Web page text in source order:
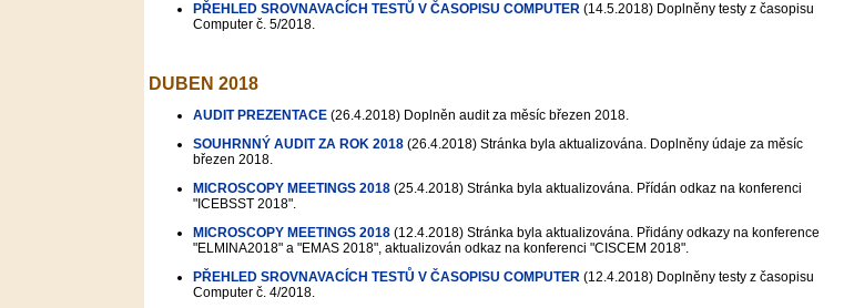
PŘEHLED SROVNAVACÍCH TESTŮ V ČASOPISU COMPUTER (14.5.2018) Doplněny testy z časopisu
Computer č. 5/2018.
DUBEN 2018
AUDIT PREZENTACE (26.4.2018) Doplněn audit za měsíc březen 2018.
SOUHRNNÝ AUDIT ZA ROK 2018 (26.4.2018) Stránka byla aktualizována. Doplněny údaje za měsíc
březen 2018.
MICROSCOPY MEETINGS 2018 (25.4.2018) Stránka byla aktualizována. Přídán odkaz na konferenci
"ICEBSST 2018".
MICROSCOPY MEETINGS 2018 (12.4.2018) Stránka byla aktualizována. Přidány odkazy na konference
"ELMINA2018" a "EMAS 2018", aktualizován odkaz na konferenci "CISCEM 2018".
PŘEHLED SROVNAVACÍCH TESTŮ V ČASOPISU COMPUTER (12.4.2018) Doplněny testy z časopisu
Computer č. 4/2018.